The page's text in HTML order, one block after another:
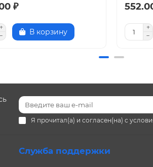
₽
В корзину
Я прочитал(а) и согласен(на) с
Служба поддержки